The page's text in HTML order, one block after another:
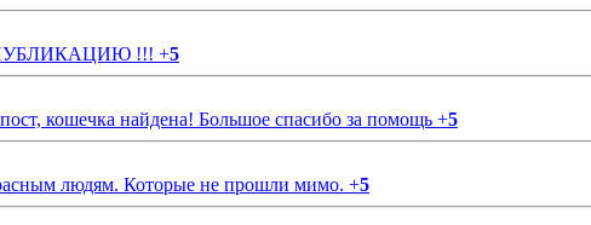
!!! +5
кошечка найдена! Большое спасибо за помощь +5
людям. Которые не прошли мимо. +5